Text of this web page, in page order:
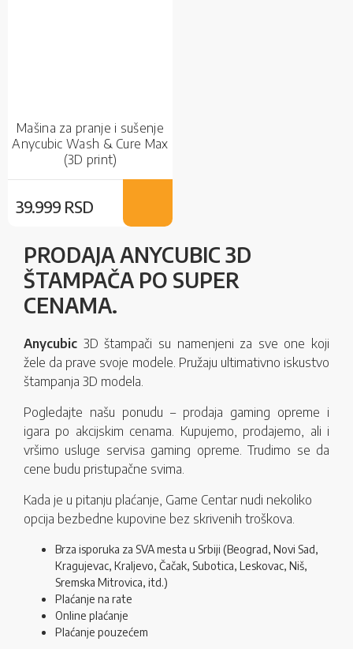
Mašina za pranje i sušenje
Anycubic Wash & Cure Max
(3D print)
39.999 RSD
PRODAJA ANYCUBIC 3D
ŠTAMPAČA PO SUPER
CENAMA.
Anycubic 3D štampači su namenjeni za sve one koji
žele da prave svoje modele. Pružaju ultimativno iskustvo
štampanja 3D modela.
Pogledajte našu ponudu – prodaja gaming opreme i
igara po akcijskim cenama. Kupujemo, prodajemo, ali i
vršimo usluge servisa gaming opreme. Trudimo se da
cene budu pristupačne svima.
Kada je u pitanju plaćanje, Game Centar nudi nekoliko
opcija bezbedne kupovine bez skrivenih troškova.
Brza isporuka za SVA mesta u Srbiji (Beograd, Novi Sad,
Kragujevac, Kraljevo, Čačak, Subotica, Leskovac, Niš,
Sremska Mitrovica, itd.)
Plaćanje na rate
Online plaćanje
Plaćanje pouzećem